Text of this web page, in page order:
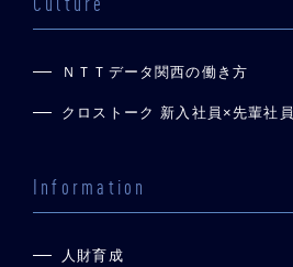
ＮＴＴデータ関西の働き方
クロストーク 新入社員×先輩社員
Information
人財育成